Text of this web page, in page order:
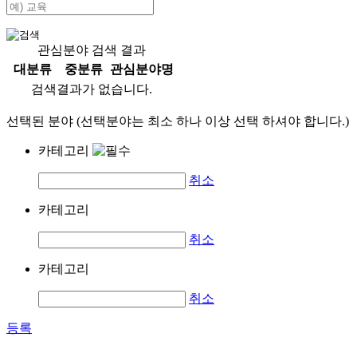
관심분야 검색 결과
대분류
중분류
관심분야명
검색결과가 없습니다.
선택된 분야 (선택분야는 최소 하나 이상 선택 하셔야 합니다.)
카테고리
취소
카테고리
취소
카테고리
취소
등록